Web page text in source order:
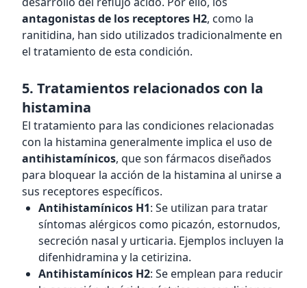
antagonistas de los receptores H2, como la
ranitidina, han sido utilizados tradicionalmente en
el tratamiento de esta condición.
5. Tratamientos relacionados con la
histamina
El tratamiento para las condiciones relacionadas
con la histamina generalmente implica el uso de
antihistamínicos, que son fármacos diseñados
para bloquear la acción de la histamina al unirse a
sus receptores específicos.
Antihistamínicos H1: Se utilizan para tratar
síntomas alérgicos como picazón, estornudos,
secreción nasal y urticaria. Ejemplos incluyen la
difenhidramina y la cetirizina.
Antihistamínicos H2: Se emplean para reducir